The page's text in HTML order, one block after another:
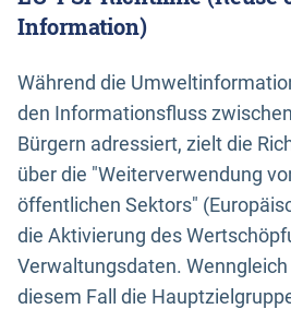
Information)
Während die
den Informationsfluss
Bürgern adressiert, zielt die
über die "Weiterverwendung
öffentlichen Sektors"
die Aktivierung des
Verwaltungsdaten.
diesem Fall die